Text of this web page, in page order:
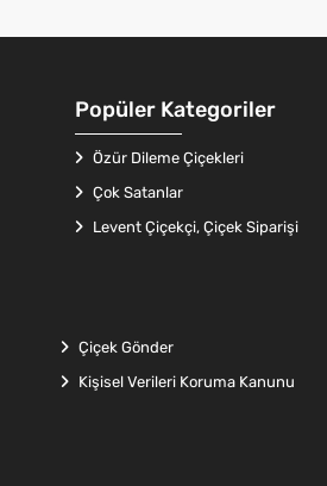
Popüler Kategoriler
Özür Dileme Çiçekleri
Çok Satanlar
Levent Çiçekçi, Çiçek Siparişi
Çiçek Gönder
Kişisel Verileri Koruma Kanunu